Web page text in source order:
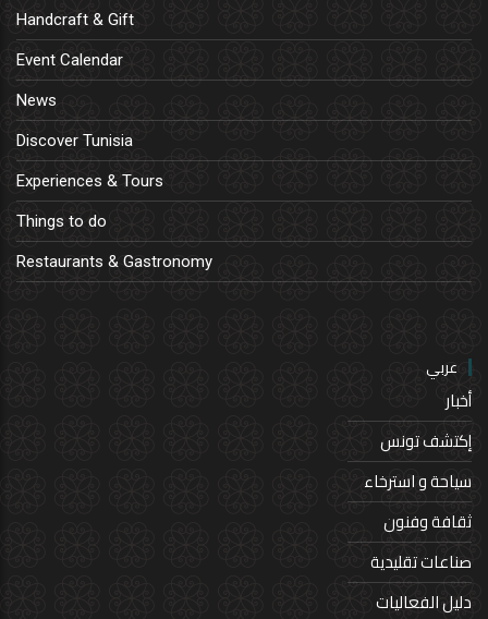
Handcraft & Gift
Event Calendar
News
Discover Tunisia
Experiences & Tours
Things to do
Restaurants & Gastronomy
عربي
أخبار
إكتشف تونس
سياحة و استرخاء
ثقافة وفنون
صناعات تقليدية
دليل الفعاليات